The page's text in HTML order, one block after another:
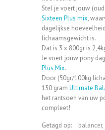
Stel je voert jouw
Sixteen Plus mix,
dagelijkse
lichaamsgewicht is.
Dat is 3 x 800gr is
Je voert jouw pony
Plus Mix.
Door (50gr/100kg
150 gram Ultimate
het rantsoen van uw
compleet!
Getagd op: balancer,